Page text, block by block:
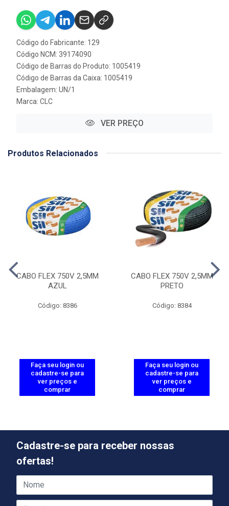
Código do Fabricante: 129
Código NCM: 39174090
Código de Barras do Produto: 1005419
Código de Barras da Caixa: 1005419
Embalagem: UN/1
Marca: CLC
VER PREÇO
Produtos Relacionados
CABO FLEX 750V 2,5MM
AZUL
Código: 8386
Faça seu login ou
cadastre-se para
ver preços e
comprar
CABO FLEX 750V 2,5MM
PRETO
Código: 8384
Faça seu login ou
cadastre-se para
ver preços e
comprar
Cadastre-se para receber nossas
ofertas!